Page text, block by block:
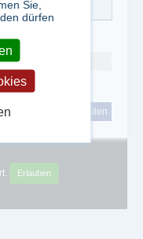
teilen
Erlauben
Sie,
dürfen